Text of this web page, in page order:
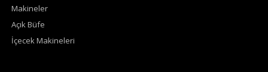
Makineler
Açık Büfe
İçecek Makineleri